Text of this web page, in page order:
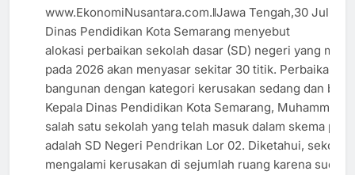
RAGAM
SEMARANG
www.EkonomiNusantara.com.ǁJawa Tengah,30 Juli
Dinas Pendidikan Kota Semarang menyebut
alokasi perbaikan sekolah dasar (SD) negeri yang
pada 2026 akan menyasar sekitar 30 titik. Perbaikan
bangunan dengan kategori kerusakan sedang dan
Kepala Dinas Pendidikan Kota Semarang, Muhammad
salah satu sekolah yang telah masuk dalam skema
adalah SD Negeri Pendrikan Lor 02. Diketahui,
mengalami kerusakan di sejumlah ruang karena sudah